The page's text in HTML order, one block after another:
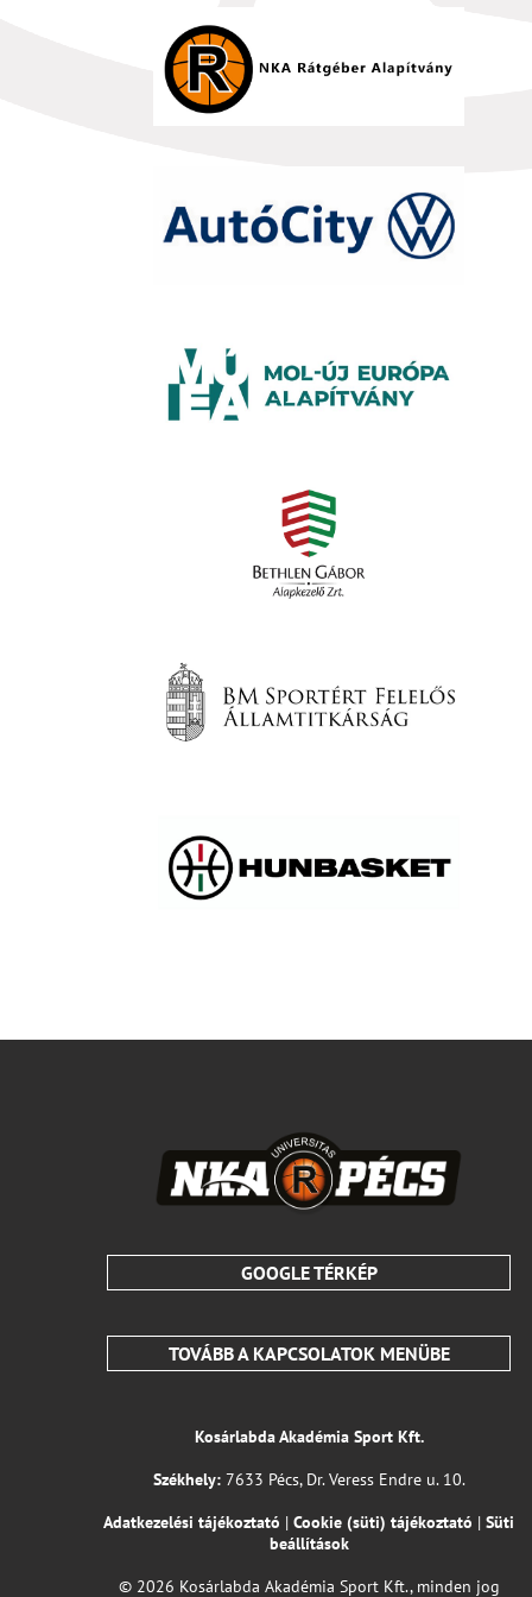
GOOGLE TÉRKÉP
TOVÁBB A KAPCSOLATOK MENÜBE
Kosárlabda Akadémia Sport Kft.
Székhely:7633 Pécs, Dr. Veress Endre u. 10.
Adatkezelési tájékoztató | Cookie (süti) tájékoztató | Süti
beállítások
© 2026 Kosárlabda Akadémia Sport Kft., minden jog